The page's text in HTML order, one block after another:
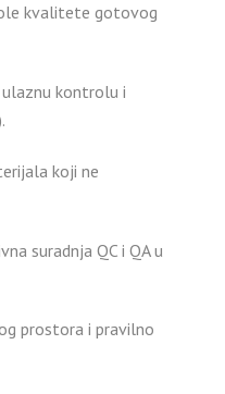
kvalitete gotovog
kontrolu i
koji ne
suradnja QC i QA u
prostora i pravilno